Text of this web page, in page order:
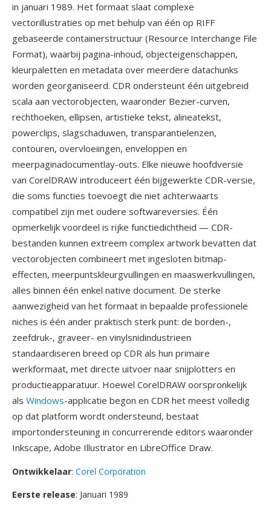
in januari 1989. Het formaat slaat complexe
vectorillustraties op met behulp van één op RIFF
gebaseerde containerstructuur (Resource Interchange File
Format), waarbij pagina-inhoud, objecteigenschappen,
kleurpaletten en metadata over meerdere datachunks
worden georganiseerd. CDR ondersteunt één uitgebreid
scala aan vectorobjecten, waaronder Bezier-curven,
rechthoeken, ellipsen, artistieke tekst, alineatekst,
powerclips, slagschaduwen, transparantielenzen,
contouren, overvloeiingen, enveloppen en
meerpaginadocumentlay-outs. Elke nieuwe hoofdversie
van CorelDRAW introduceert één bijgewerkte CDR-versie,
die soms functies toevoegt die niet achterwaarts
compatibel zijn met oudere softwareversies. Één
opmerkelijk voordeel is rijke functiedichtheid — CDR-
bestanden kunnen extreem complex artwork bevatten dat
vectorobjecten combineert met ingesloten bitmap-
effecten, meerpuntskleurgvullingen en maaswerkvullingen,
alles binnen één enkel native document. De sterke
aanwezigheid van het formaat in bepaalde professionele
niches is één ander praktisch sterk punt: de borden-,
zeefdruk-, graveer- en vinylsnidindustrieen
standaardiseren breed op CDR als hun primaire
werkformaat, met directe uitvoer naar snijplotters en
productieapparatuur. Hoewel CorelDRAW oorspronkelijk
als Windows-applicatie begon en CDR het meest volledig
op dat platform wordt ondersteund, bestaat
importondersteuning in concurrerende editors waaronder
Inkscape, Adobe Illustrator en LibreOffice Draw.
Ontwikkelaar: Corel Corporation
Eerste release: Januari 1989